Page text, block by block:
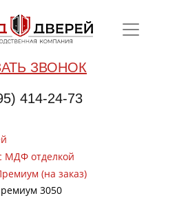
ЗВОНОК
414-24-73
МДФ отделкой
(на заказ)
3050